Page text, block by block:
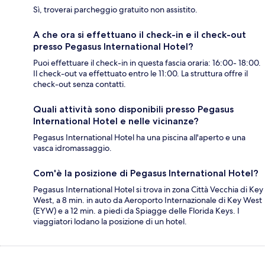
Sì, troverai parcheggio gratuito non assistito.
A che ora si effettuano il check-in e il check-out
presso Pegasus International Hotel?
Puoi effettuare il check-in in questa fascia oraria: 16:00- 18:00.
Il check-out va effettuato entro le 11:00. La struttura offre il
check-out senza contatti.
Quali attività sono disponibili presso Pegasus
International Hotel e nelle vicinanze?
Pegasus International Hotel ha una piscina all'aperto e una
vasca idromassaggio.
Com'è la posizione di Pegasus International Hotel?
Pegasus International Hotel si trova in zona Città Vecchia di Key
West, a 8 min. in auto da Aeroporto Internazionale di Key West
(EYW) e a 12 min. a piedi da Spiagge delle Florida Keys. I
viaggiatori lodano la posizione di un hotel.